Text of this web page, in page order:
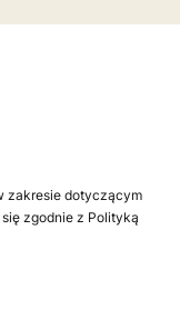
zakresie dotyczącym
zgodnie z Polityką